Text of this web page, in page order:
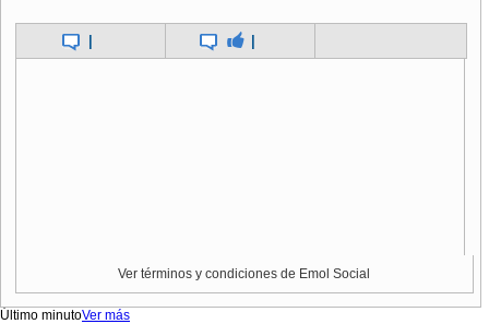
| |
Ver términos y condiciones de Emol Social
Último minutoVer más